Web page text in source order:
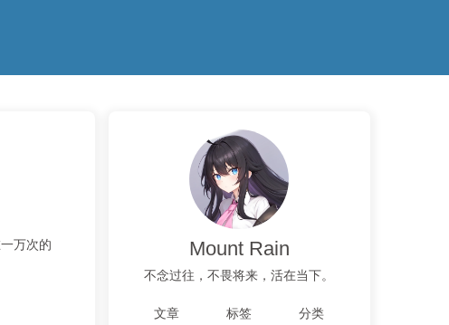
Mount Rain
不念过往，不畏将来，活在当下。
文章 标签 分类